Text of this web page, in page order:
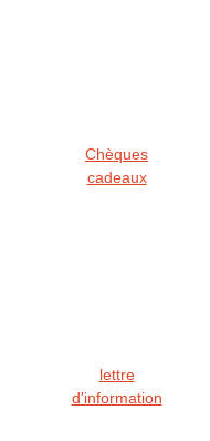
Chèques
cadeaux
lettre
d'information